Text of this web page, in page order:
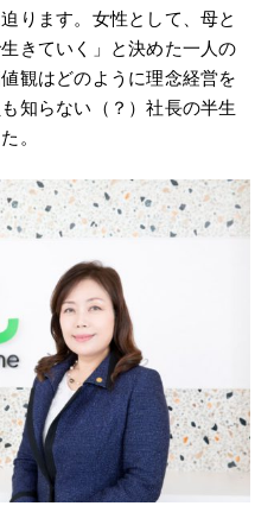
ります。女性として、母と
きていく」と決めた一人の
観はどのように理念経営を
知らない（？）社長の半生
。